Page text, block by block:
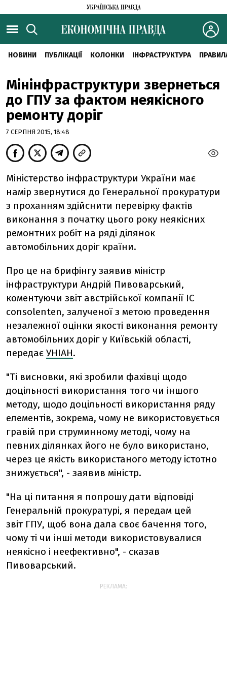
НОВИНИ ПУБЛІКАЦІЇ КОЛОНКИ ІНФРАСТРУКТУРА
Мінінфраструктури звернеться
до ГПУ за фактом неякісного
ремонту доріг
7 СЕРПНЯ 2015, 18:48
Міністерство інфраструктури України має
намір звернутися до Генеральної прокуратури
з проханням здійснити перевірку фактів
виконання з початку цього року неякісних
ремонтних робіт на ряді ділянок
автомобільних доріг країни.
Про це на брифінгу заявив міністр
інфраструктури Андрій Пивоварський,
коментуючи звіт австрійської компанії IC
consolenten, залученої з метою проведення
незалежної оцінки якості виконання ремонту
автомобільних доріг у Київській області,
передає УНІАН.
"Ті висновки, які зробили фахівці щодо
доцільності використання того чи іншого
методу, щодо доцільності використання ряду
елементів, зокрема, чому не використовується
гравій при струминному методі, чому на
певних ділянках його не було використано,
через це якість використаного методу істотно
знижується", - заявив міністр.
"На ці питання я попрошу дати відповіді
Генеральній прокуратурі, я передам цей
звіт ГПУ, щоб вона дала своє бачення того,
чому ті чи інші методи використовувалися
неякісно і неефективно", - сказав
Пивоварський.
РЕКЛАМА: